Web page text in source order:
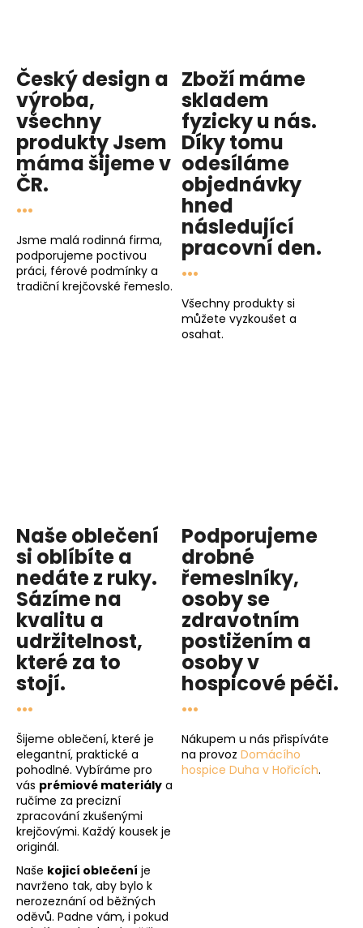
Český design a
výroba,
všechny
produktyJsem
mámašijeme v
ČR.
...
Jsme malá rodinná firma,
podporujeme poctivou
práci, férové podmínky a
tradiční krejčovské řemeslo.
Zboží máme
skladem
fyzicky u nás.
Díky tomu
odesíláme
objednávky
hned
následující
pracovní den.
...
Všechny produkty si
můžete vyzkoušet a
osahat.
Naše oblečení
si oblíbíte a
nedáte z ruky.
Sázíme na
kvalitu a
udržitelnost,
které za to
stojí.
...
Šijeme oblečení, které je
elegantní, praktické a
pohodlné. Vybíráme pro
vás prémiové materiály a
ručíme za precizní
zpracování zkušenými
krejčovými. Každý kousek je
originál.
Naše kojicí oblečení je
navrženo tak, aby bylo k
nerozeznání od běžných
oděvů. Padne vám, i pokud
Podporujeme
drobné
řemeslníky,
osoby se
zdravotním
postižením a
osoby v
hospicové péči.
...
Nákupem u nás přispíváte
na provoz Domácího
hospice Duha v Hořicích.